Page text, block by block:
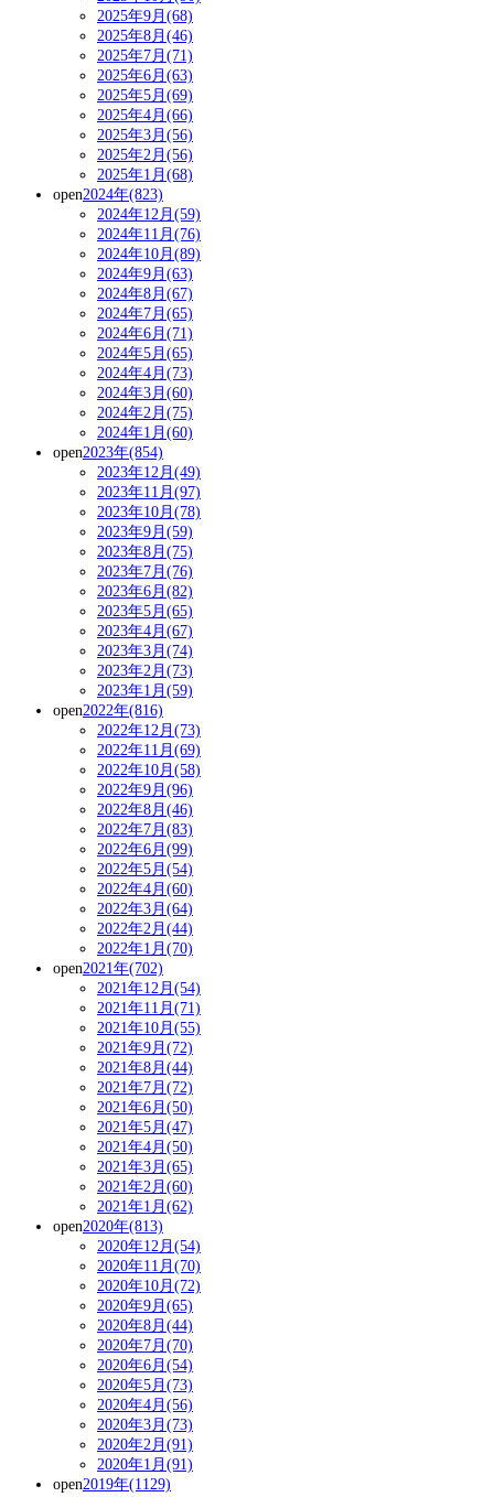
2025年9月(68)
2025年8月(46)
2025年7月(71)
2025年6月(63)
2025年5月(69)
2025年4月(66)
2025年3月(56)
2025年2月(56)
2025年1月(68)
open2024年(823)
2024年12月(59)
2024年11月(76)
2024年10月(89)
2024年9月(63)
2024年8月(67)
2024年7月(65)
2024年6月(71)
2024年5月(65)
2024年4月(73)
2024年3月(60)
2024年2月(75)
2024年1月(60)
open2023年(854)
2023年12月(49)
2023年11月(97)
2023年10月(78)
2023年9月(59)
2023年8月(75)
2023年7月(76)
2023年6月(82)
2023年5月(65)
2023年4月(67)
2023年3月(74)
2023年2月(73)
2023年1月(59)
open2022年(816)
2022年12月(73)
2022年11月(69)
2022年10月(58)
2022年9月(96)
2022年8月(46)
2022年7月(83)
2022年6月(99)
2022年5月(54)
2022年4月(60)
2022年3月(64)
2022年2月(44)
2022年1月(70)
open2021年(702)
2021年12月(54)
2021年11月(71)
2021年10月(55)
2021年9月(72)
2021年8月(44)
2021年7月(72)
2021年6月(50)
2021年5月(47)
2021年4月(50)
2021年3月(65)
2021年2月(60)
2021年1月(62)
open2020年(813)
2020年12月(54)
2020年11月(70)
2020年10月(72)
2020年9月(65)
2020年8月(44)
2020年7月(70)
2020年6月(54)
2020年5月(73)
2020年4月(56)
2020年3月(73)
2020年2月(91)
2020年1月(91)
open2019年(1129)